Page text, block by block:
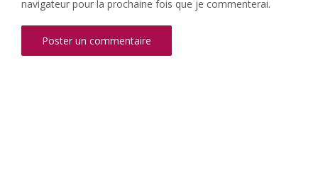
navigateur pour la prochaine fois que je commenterai.